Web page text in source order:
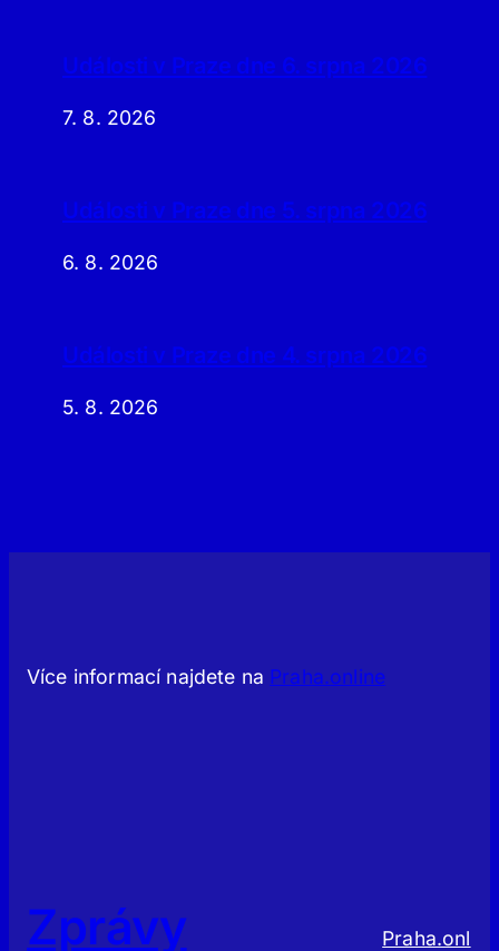
Události v Praze dne 6. srpna 2026
7. 8. 2026
Události v Praze dne 5. srpna 2026
6. 8. 2026
Události v Praze dne 4. srpna 2026
5. 8. 2026
Více informací najdete na Praha.online
Zprávy
Praha.onl